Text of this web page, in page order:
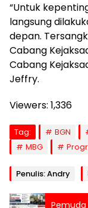
“Untuk
langsung
depan.
Cabang
Cabang
Jeffry.
Viewers: 1,336
Tag: BGN
MBG
Penulis: Andry
Pemuda